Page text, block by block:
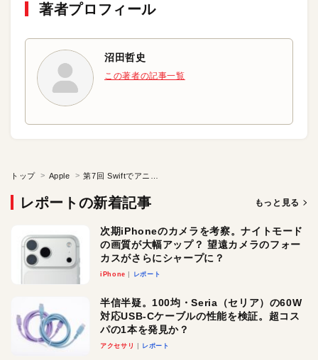
著者プロフィール
沼田哲史
この著者の記事一覧
トップ Apple
レポートの新着記事 もっと見る
次期iPhoneのカメラを考察。ナイトモード
の画質が大幅アップ？ 望遠カメラのフォー
カスがさらにシャープに？
iPhone レポート
半信半疑。100均・Seria（セリア）の60W
対応USB-Cケーブルの性能を検証。超コス
パの1本を発見か？
アクセサリ レポート